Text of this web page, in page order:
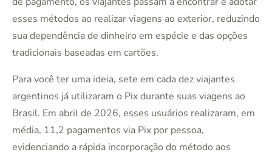
esses métodos ao realizar viagens ao exterior, reduzindo
sua dependência de dinheiro em espécie e das opções
tradicionais baseadas em cartões.
Para você ter uma ideia, sete em cada dez viajantes
argentinos já utilizaram o Pix durante suas viagens ao
Brasil. Em abril de 2026, esses usuários realizaram, em
média, 11,2 pagamentos via Pix por pessoa,
evidenciando a rápida incorporação do método aos